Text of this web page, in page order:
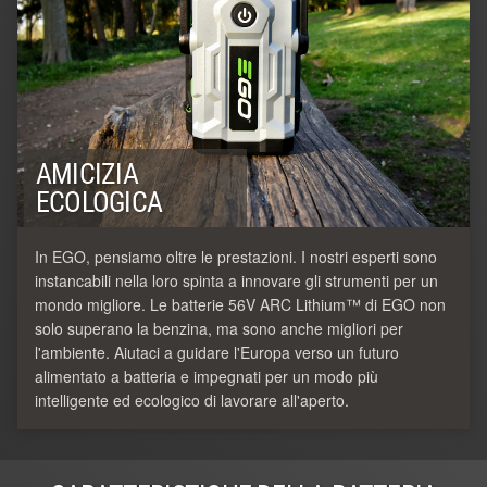
AMICIZIA
ECOLOGICA
In EGO, pensiamo oltre le prestazioni. I nostri esperti sono
instancabili nella loro spinta a innovare gli strumenti per un
mondo migliore. Le batterie 56V ARC Lithium™ di EGO non
solo superano la benzina, ma sono anche migliori per
l'ambiente. Aiutaci a guidare l'Europa verso un futuro
alimentato a batteria e impegnati per un modo più
intelligente ed ecologico di lavorare all'aperto.